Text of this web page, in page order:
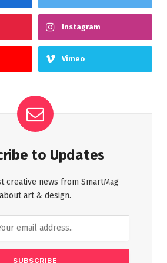
Instagram
Vimeo
to Updates
creative news from SmartMag
about art & design.